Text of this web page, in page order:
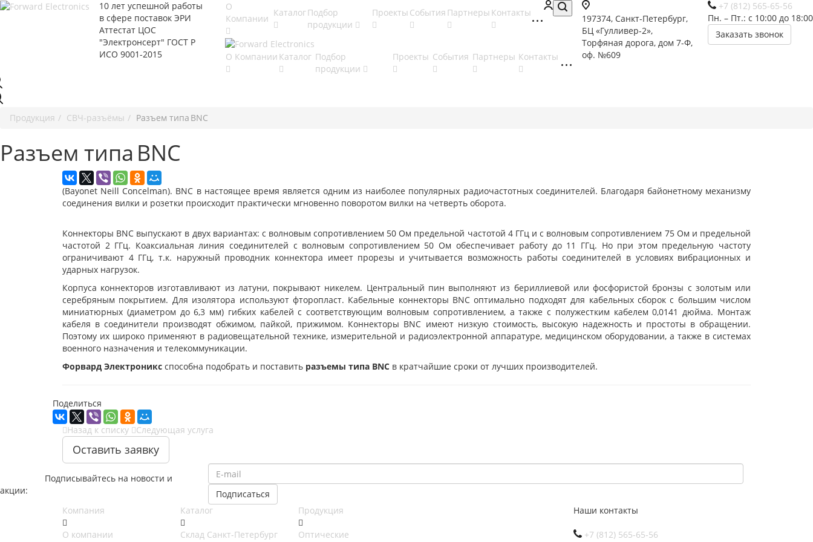
10 лет успешной работы
в сфере поставок ЭРИ
Аттестат ЦОС
"Электронсерт" ГОСТ Р
ИСО 9001-2015
+7 (812) 565-65-56
Пн. – Пт.: с 10:00 до 18:00
Заказать звонок
197374, Санкт-Петербург,
БЦ «Гулливер-2»,
Торфяная дорога, дом 7-Ф,
оф. №609
О
Компании
КаталогПодбор
продукции
Проекты События Партнеры Контакты
О Компании Каталог Подбор
продукции
Проекты События Партнеры Контакты
Продукция СВЧ-разъёмы Разъем типа BNC
Разъем типа BNC
(Bayonet Neill Concelman). BNC в настоящее время является одним из наиболее популярных радиочастотных соединителей. Благодаря байонетному механизму
соединения вилки и розетки происходит практически мгновенно поворотом вилки на четверть оборота.
Коннекторы BNC выпускают в двух вариантах: с волновым сопротивлением 50 Ом предельной частотой 4 ГГц и с волновым сопротивлением 75 Ом и предельной
частотой 2 ГГц. Коаксиальная линия соединителей с волновым сопротивлением 50 Ом обеспечивает работу до 11 ГГц. Но при этом предельную частоту
ограничивают 4 ГГц, т.к. наружный проводник коннектора имеет прорезы и учитывается возможность работы соединителей в условиях вибрационных и
ударных нагрузок.
Корпуса коннекторов изготавливают из латуни, покрывают никелем. Центральный пин выполняют из бериллиевой или фосфористой бронзы с золотым или
серебряным покрытием. Для изолятора используют фторопласт. Кабельные коннекторы BNC оптимально подходят для кабельных сборок с большим числом
миниатюрных (диаметром до 6,3 мм) гибких кабелей с соответствующим волновым сопротивлением, а также с полужестким кабелем 0,0141 дюйма. Монтаж
кабеля в соединители производят обжимом, пайкой, прижимом. Коннекторы BNC имеют низкую стоимость, высокую надежность и простоты в обращении.
Поэтому их широко применяют в радиовещательной технике, измерительной и радиоэлектронной аппаратуре, медицинском оборудовании, а также в системах
военного назначения и телекоммуникации.
Форвард Электроникс способна подобрать и поставить разъемы типа BNC в кратчайшие сроки от лучших производителей.
Поделиться
Назад к списку Следующая услуга
Оставить заявку
Подписывайтесь на новости и
акции:
Компания
О компании
Каталог
Cклад Санкт-Петербург
Продукция
Оптические
Наши контакты
+7 (812) 565-65-56